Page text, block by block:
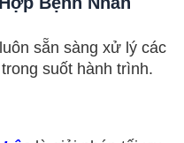
sẵn sàng xử lý các
suốt hành trình.